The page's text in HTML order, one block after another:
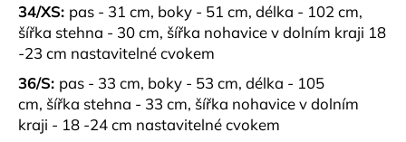
34/XS: pas - 31 cm, boky - 51 cm, délka - 102 cm,
šířka stehna - 30 cm, šířka nohavice v dolním kraji 18
-23 cm nastavitelné cvokem
36/S: pas - 33 cm, boky - 53 cm, délka - 105
cm, šířka stehna - 33 cm, šířka nohavice v dolním
kraji - 18 -24 cm nastavitelné cvokem
m
e
ELEGANTNÍ,
PRÉMIUM
ŠORTKY